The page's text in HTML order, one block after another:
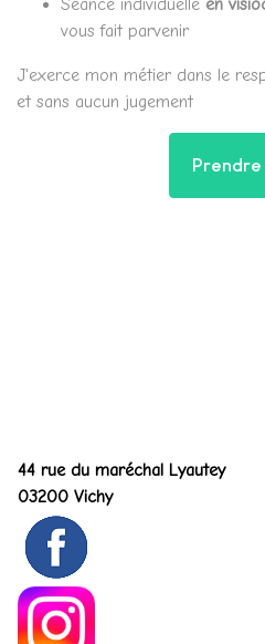
Séance individuelle en
vous fait parvenir
J'exerce mon métier dans le
et sans aucun jugement
Prendre
44 rue du maréchal Lyautey
03200 Vichy